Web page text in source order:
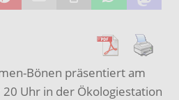
Bönen präsentiert am
Uhr in der Ökologiestation